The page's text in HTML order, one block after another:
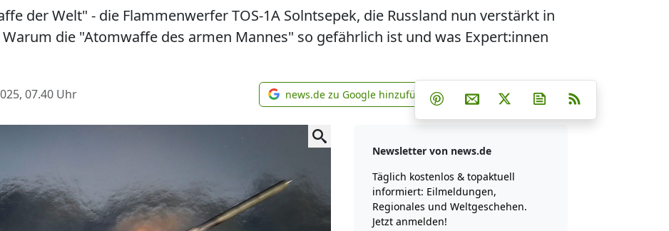
der Welt" - die Flammenwerfer TOS-1A Solntsepek, die Russland nun verstärkt in
die "Atomwaffe des armen Mannes" so gefährlich ist und was Expert:innen
07.40 Uhr news.de zu Google hinzufügen
news.de zu Google hinzufügen Teilen auf Facebook
Teilen auf Whatsapp
Teilen auf Telegram
Teilen auf Pinterest
Per E-Mail teilen
Post auf XNewsletter
Newsletter von news.de
Täglich kostenlos & topaktuell
informiert: Eilmeldungen,
Regionales und Weltgeschehen.
Jetzt anmelden!